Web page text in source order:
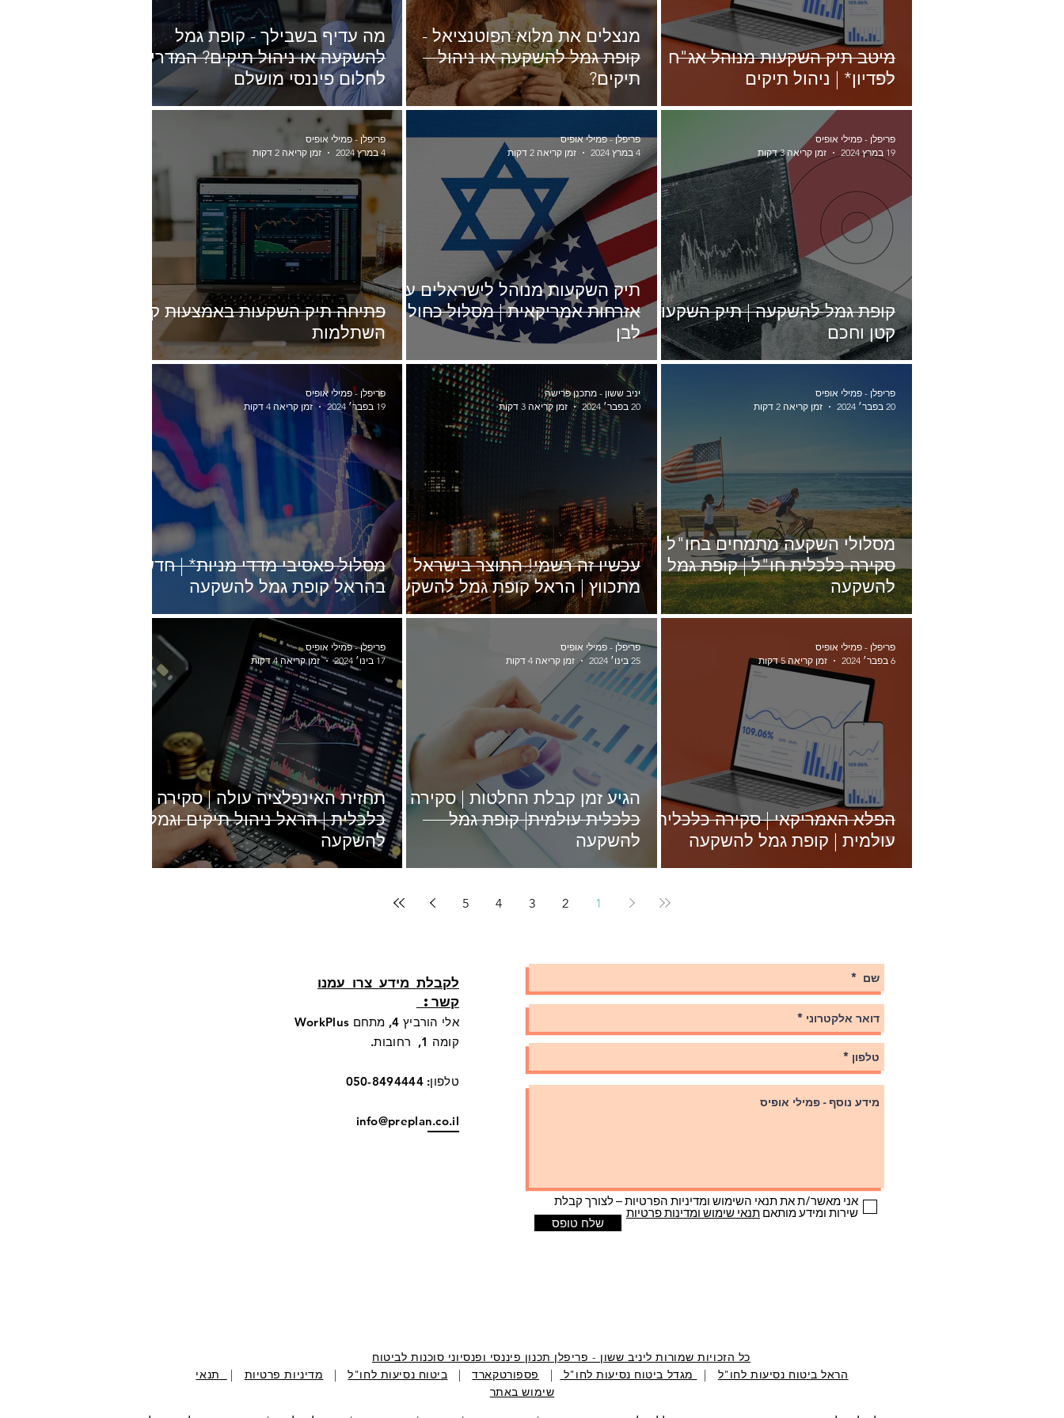
מיטב תיק השקעות מנוהל אג"ח
לפדיון* | ניהול תיקים
מנצלים את מלוא הפוטנציאל -
קופת גמל להשקעה או ניהול
תיקים?
מה עדיף בשבילך - קופת גמל
להשקעה או ניהול תיקים? המדריך
לחלום פיננסי מושלם
קופת גמל להשקעה | תיק השקעות
קטן וחכם
פריפלן - פמילי אופיס
19 במרץ 2024
זמן קריאה 3 דקות
תיק השקעות מנוהל לישראלים עם
אזרחות אמריקאית | מסלול כחול
לבן
פריפלן - פמילי אופיס
4 במרץ 2024
זמן קריאה 2 דקות
פתיחה תיק השקעות באמצעות קרן
השתלמות
פריפלן - פמילי אופיס
4 במרץ 2024
זמן קריאה 2 דקות
מסלולי השקעה מתמחים בחו"ל |
סקירה כלכלית חו"ל | קופת גמל
להשקעה
פריפלן - פמילי אופיס
20 בפבר׳ 2024
זמן קריאה 2 דקות
עכשיו זה רשמי! התוצר בישראל
מתכווץ | הראל קופת גמל להשקעה
יניב ששון - מתכנן פרישה
20 בפבר׳ 2024
זמן קריאה 3 דקות
מסלול פאסיבי מדדי מניות* | חדש
בהראל קופת גמל להשקעה
פריפלן - פמילי אופיס
19 בפבר׳ 2024
זמן קריאה 4 דקות
הפלא האמריקאי | סקירה כלכלית
עולמית | קופת גמל להשקעה
פריפלן - פמילי אופיס
6 בפבר׳ 2024
זמן קריאה 5 דקות
הגיע זמן קבלת החלטות | סקירה
כלכלית עולמית| קופת גמל
להשקעה
פריפלן - פמילי אופיס
25 בינו׳ 2024
זמן קריאה 4 דקות
תחזית האינפלציה עולה | סקירה
כלכלית | הראל ניהול תיקים וגמל
להשקעה
פריפלן - פמילי אופיס
17 בינו׳ 2024
זמן קריאה 4 דקות
1
2
3
4
5
לקבלת מידע צרו עמנו
קשר:
אלי הורביץ 4, מתחם WorkPlus
קומה 1, רחובות.
טלפון: 050-8494444
info@preplan.co.il
שלח טופס
אני מאשר/ת את תנאי השימוש ומדיניות הפרטיות – לצורך קבלת
שירות ומידע מותאם תנאי שימוש ומדינות פרטיות
כל הזכויות שמורות ליניב ששון - פריפלן תכנון פיננסי ופנסיוני סוכנות לביטוח
הראל ביטוח נסיעות לחו"ל | מגדל ביטוח נסיעות לחו"ל | פספורטקארד| ביטוח נסיעות לחו"ל| מדיניות פרטיות |
תנאי
שימוש באתר